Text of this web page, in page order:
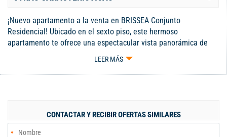
¡Nuevo apartamento a la venta en BRISSEA Conjunto
Residencial! Ubicado en el sexto piso, este hermoso
apartamento te ofrece una espectacular vista panorámica de
toda la unidad y sus alrededores, ideal para disfrutar de
increíbles amaneceres y atardeceres desde la comodidad de tu
hogar. Cuenta con 2 habitaciones listas para adecuarlas y
nuevo hogar. BRISSEA es un conjunto residencial pensado para
brindarte comodidad, tranquilidad y bienestar. Frente al
LEER MÁS
CONTACTAR Y RECIBIR OFERTAS SIMILARES